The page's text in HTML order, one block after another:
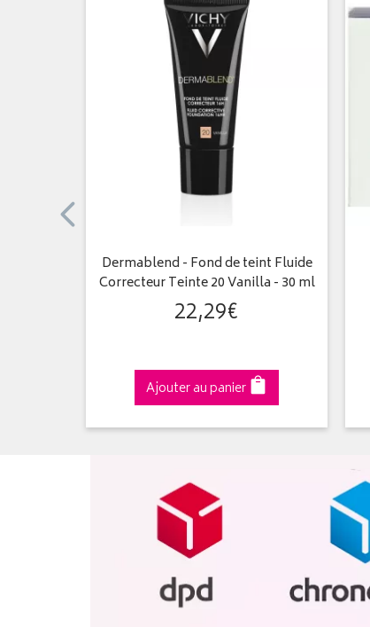
Dermablend - Fond de teint Fluide
Correcteur Teinte 20 Vanilla - 30 ml
22,29€
Ajouter au panier